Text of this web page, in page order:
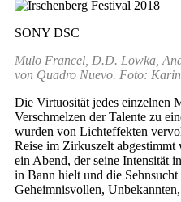
SONY DSC
Mulo Francel, D.D. Lowka,
von Quadro Nuevo. Foto:
Die Virtuosität jedes einzelnen
Verschmelzen der Talente zu
wurden von Lichteffekten
Reise im Zirkuszelt
ein Abend, der seine Intensität
in Bann hielt und die Sehnsucht
Geheimnisvollen,